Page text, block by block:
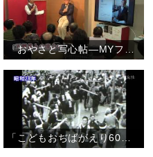
「こどもおぢばがえり60周年記念 こどもおぢばがえりの元をたずねて」